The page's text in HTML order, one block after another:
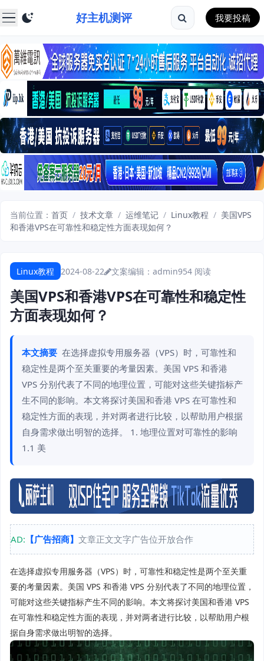
好主机测评 我要投稿
当前位置： 首页 / 技术文章 / 运维笔记 / Linux教程 / 美国VPS
和香港VPS在可靠性和稳定性方面表现如何？
Linux教程 2024-08-22 文案编辑：admin954 阅读
美国VPS和香港VPS在可靠性和稳定性
方面表现如何？
本文摘要 在选择虚拟专用服务器（VPS）时，可靠性和
稳定性是两个至关重要的考量因素。美国 VPS 和香港
VPS 分别代表了不同的地理位置，可能对这些关键指标产
生不同的影响。本文将探讨美国和香港 VPS 在可靠性和
稳定性方面的表现，并对两者进行比较，以帮助用户根据
自身需求做出明智的选择。 1. 地理位置对可靠性的影响
1.1 美
AD: 【广告招商】 文章正文文字广告位开放合作
在选择虚拟专用服务器（VPS）时，可靠性和稳定性是两个至关重
要的考量因素。美国 VPS 和香港 VPS 分别代表了不同的地理位置，
可能对这些关键指标产生不同的影响。本文将探讨美国和香港 VPS
在可靠性和稳定性方面的表现，并对两者进行比较，以帮助用户根
据自身需求做出明智的选择。